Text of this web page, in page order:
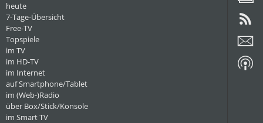
heute
7-Tage-Übersicht
Free-TV
Topspiele
im TV
im HD-TV
im Internet
auf Smartphone/Tablet
im (Web-)Radio
über Box/Stick/Konsole
im Smart TV